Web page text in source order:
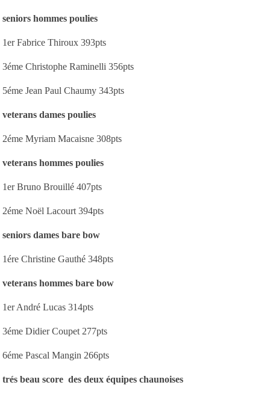
seniors hommes poulies
1er Fabrice Thiroux 393pts
3éme Christophe Raminelli 356pts
5éme Jean Paul Chaumy 343pts
veterans dames poulies
2éme Myriam Macaisne 308pts
veterans hommes poulies
1er Bruno Brouillé 407pts
2éme Noël Lacourt 394pts
seniors dames bare bow
1ére Christine Gauthé 348pts
veterans hommes bare bow
1er André Lucas 314pts
3éme Didier Coupet 277pts
6éme Pascal Mangin 266pts
trés beau score des deux équipes chaunoises